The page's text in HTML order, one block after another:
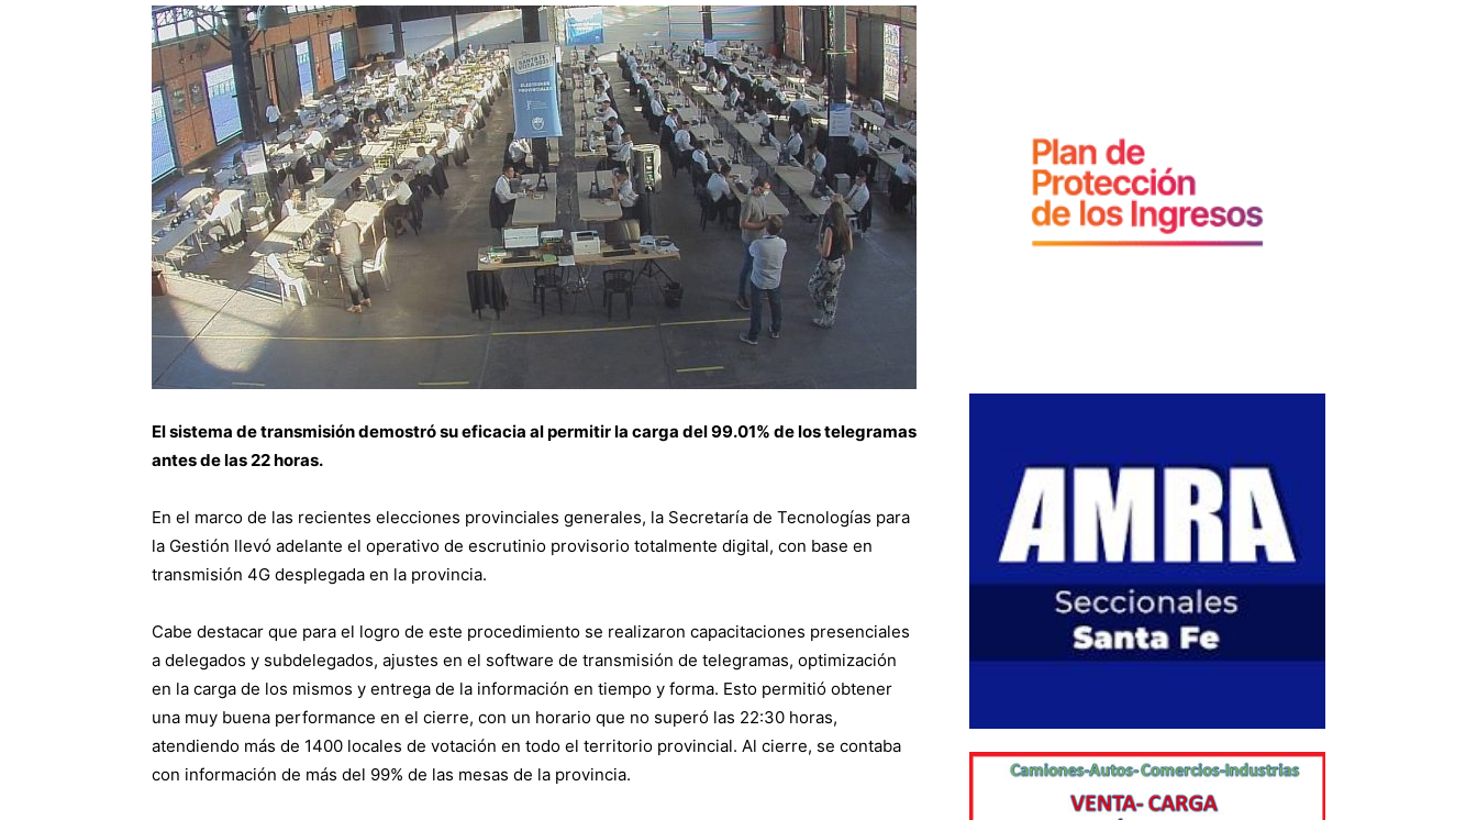
El sistema de transmisión demostró su eficacia al permitir la carga del 99.01% de los telegramas
antes de las 22 horas.
En el marco de las recientes elecciones provinciales generales, la Secretaría de Tecnologías para
la Gestión llevó adelante el operativo de escrutinio provisorio totalmente digital, con base en
transmisión 4G desplegada en la provincia.
Cabe destacar que para el logro de este procedimiento se realizaron capacitaciones presenciales
a delegados y subdelegados, ajustes en el software de transmisión de telegramas, optimización
en la carga de los mismos y entrega de la información en tiempo y forma. Esto permitió obtener
una muy buena performance en el cierre, con un horario que no superó las 22:30 horas,
atendiendo más de 1400 locales de votación en todo el territorio provincial. Al cierre, se contaba
con información de más del 99% de las mesas de la provincia.